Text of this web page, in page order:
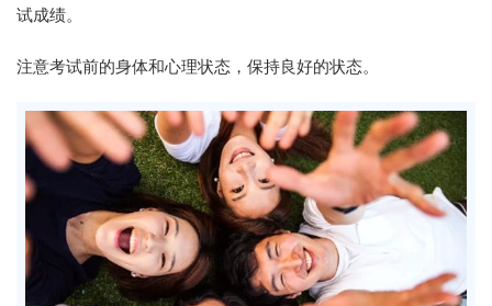
试成绩。
注意考试前的身体和心理状态，保持良好的状态。